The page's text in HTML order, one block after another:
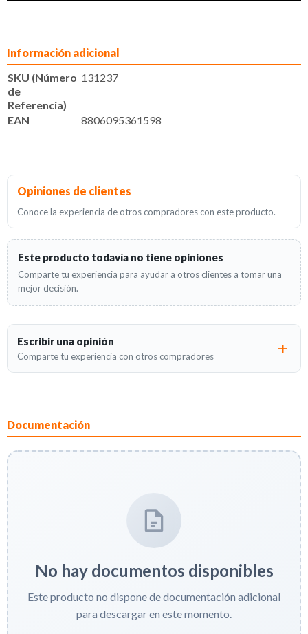
Información adicional
SKU (Número
de
Referencia)
131237
EAN 8806095361598
Opiniones de clientes
Conoce la experiencia de otros compradores con este producto.
Este producto todavía no tiene opiniones
Comparte tu experiencia para ayudar a otros clientes a tomar una
mejor decisión.
Escribir una opinión
Comparte tu experiencia con otros compradores
Documentación
No hay documentos disponibles
Este producto no dispone de documentación adicional
para descargar en este momento.